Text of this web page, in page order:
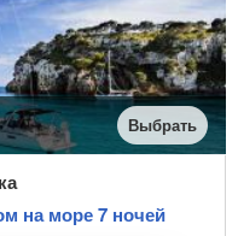
Выбрать
на море 7 ночей